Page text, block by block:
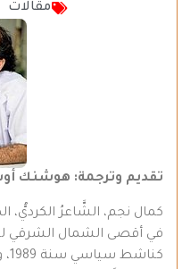
مقالات
تقديم وترجمة: هوشنك
في أقصى الشمال الشرقي